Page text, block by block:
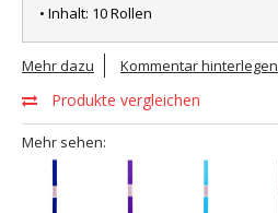
• Inhalt: 10 Rollen
Mehr dazu Kommentar hinterlegen
Produkte vergleichen
Mehr sehen: